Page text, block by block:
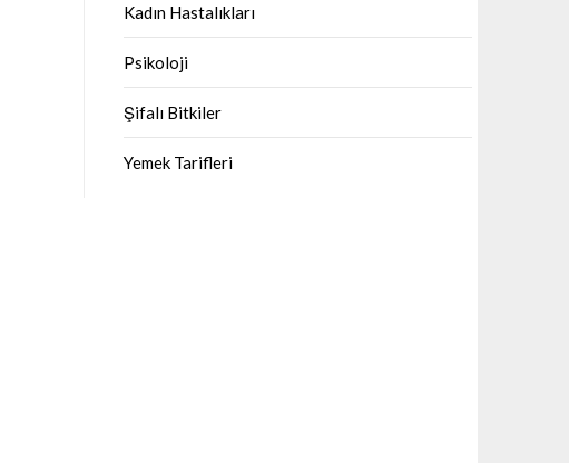
Kadın Hastalıkları
Psikoloji
Şifalı Bitkiler
Yemek Tarifleri